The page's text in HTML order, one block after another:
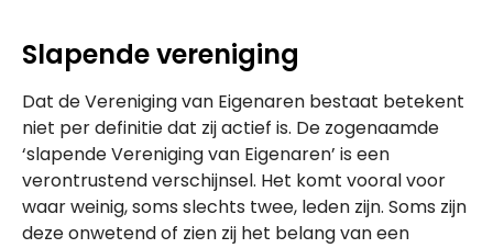
Slapende vereniging
Dat de Vereniging van Eigenaren bestaat betekent
niet per definitie dat zij actief is. De zogenaamde
‘slapende Vereniging van Eigenaren’ is een
verontrustend verschijnsel. Het komt vooral voor
waar weinig, soms slechts twee, leden zijn. Soms zijn
deze onwetend of zien zij het belang van een